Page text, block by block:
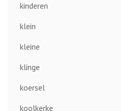
kinderen
klein
kleine
klinge
koersel
koolkerke